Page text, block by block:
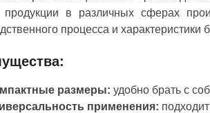
продукции в различных сферах
процесса и характеристики
размеры: удобно брать с
применения: